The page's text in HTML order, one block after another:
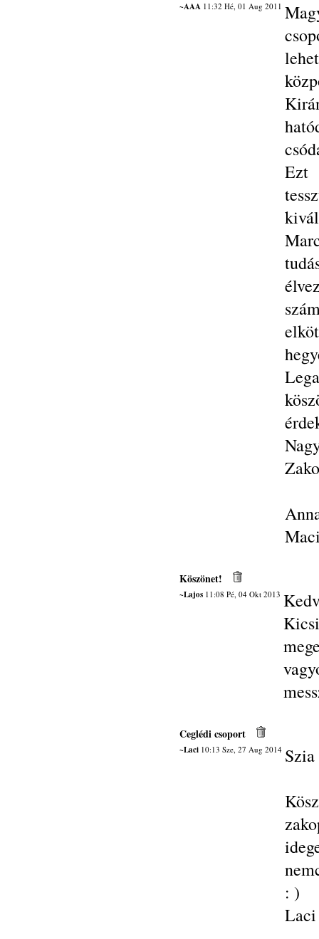
~AAA11:32 Hé, 01 Aug 2011
Ezt
Köszönet!
~Lajos11:08 Pé, 04 Okt 2013
Ceglédi csoport
~Laci10:13 Sze, 27 Aug 2014
: )
Laci